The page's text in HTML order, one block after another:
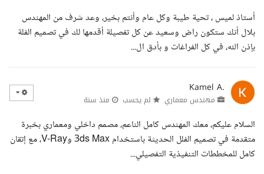
أستاذ لميس ، تحية طيبة وكل عام وأنتم بخير، وعد شرف من المهندس
بلال أنك ستكون راض وسعيد عن كل تفصيلة أقدمها لك في تصميم الفلة
بإذن الله، في كل الفراغات و بأدق ال...
Kamel A.
مهندس معماري لم يحسب منذ سنة
السلام عليكم، معك المهندس كامل الناعم، مصمم داخلي ومعماري بخبرة
متقدمة في تصميم الفلل الحديثة باستخدام 3ds Max وV-Ray، مع إتقان
كامل للمخططات التنفيذية التفصيلي...